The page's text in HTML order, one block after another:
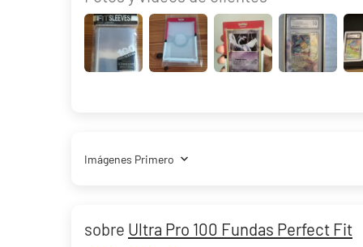
Sort by
Ultra Pro 100 Fundas Perfect Fit